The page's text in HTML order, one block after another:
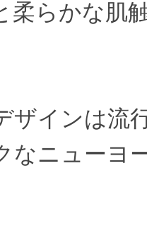
柔らかな肌
ザインは流
なニューヨ